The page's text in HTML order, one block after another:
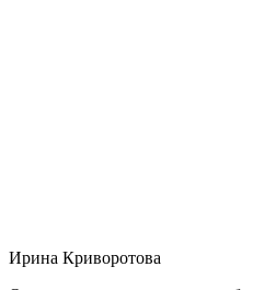
Ирина Криворотова